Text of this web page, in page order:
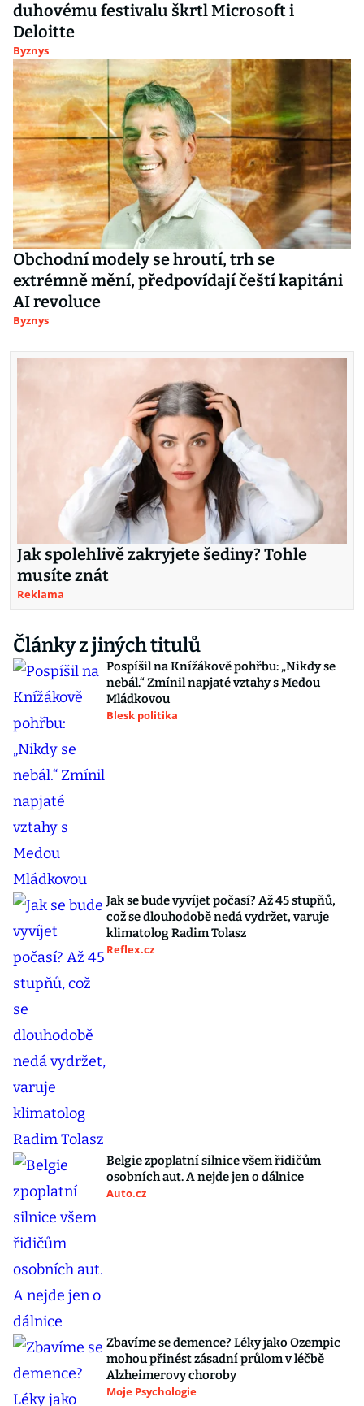
duhovému festivalu škrtl Microsoft i
Deloitte
Byznys
Obchodní modely se hroutí, trh se
extrémně mění, předpovídají čeští kapitáni
AI revoluce
Byznys
Jak spolehlivě zakryjete šediny? Tohle
musíte znát
Reklama
Články z jiných titulů
Pospíšil na Knížákově pohřbu: „Nikdy se
nebál.“ Zmínil napjaté vztahy s Medou
Mládkovou
Blesk politika
Jak se bude vyvíjet počasí? Až 45 stupňů,
což se dlouhodobě nedá vydržet, varuje
klimatolog Radim Tolasz
Reflex.cz
Belgie zpoplatní silnice všem řidičům
osobních aut. A nejde jen o dálnice
Auto.cz
Zbavíme se demence? Léky jako Ozempic
mohou přinést zásadní průlom v léčbě
Alzheimerovy choroby
Moje Psychologie